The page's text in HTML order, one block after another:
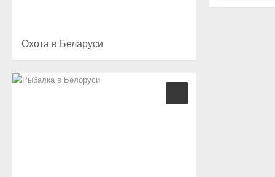
Охота в Беларуси